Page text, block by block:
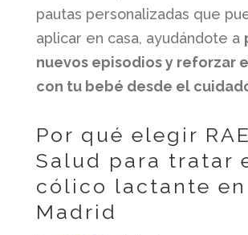
pautas personalizadas que
aplicar en casa, ayudándote a
nuevos episodios y reforzar
con tu bebé desde el
Por qué elegir RAE
Salud para tratar
cólico lactante en
Madrid